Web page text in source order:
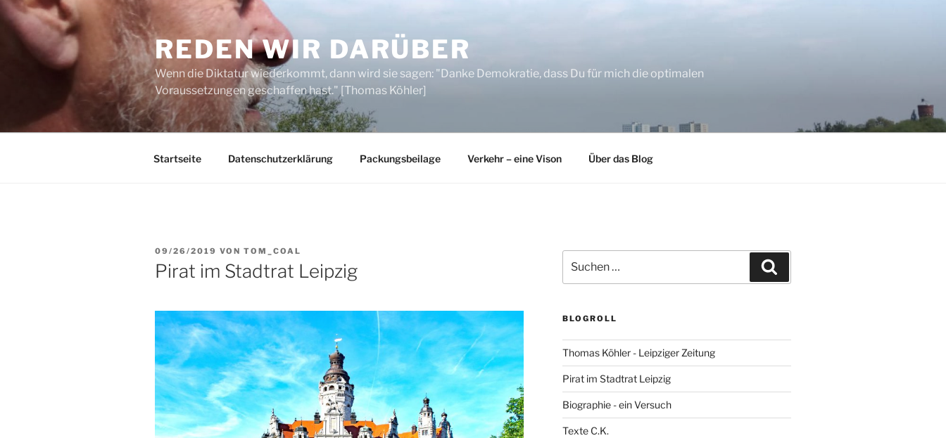
Zum
Inhalt
springen
REDEN WIR DARÜBER
Wenn die Diktatur wiederkommt, dann wird sie sagen: "Danke Demokratie, dass Du für mich die optimalen
Voraussetzungen geschaffen hast." [Thomas Köhler]
Startseite Datenschutzerklärung Packungsbeilage Verkehr – eine Vison Über das Blog
VERÖFFENTLICHT
AM
09/26/2019 VON TOM_COAL
Pirat im Stadtrat Leipzig
nach:
BLOGROLL
Thomas Köhler - Leipziger Zeitung
Pirat im Stadtrat Leipzig
Biographie - ein Versuch
Texte C.K.